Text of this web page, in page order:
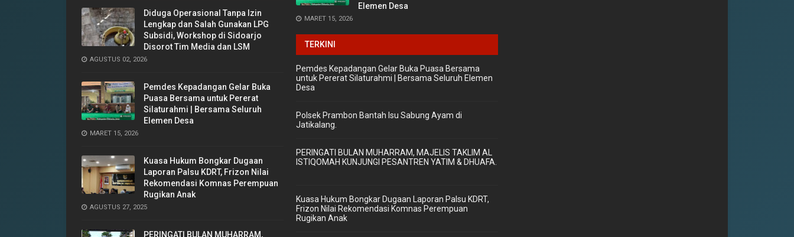
Diduga Operasional Tanpa Izin
Lengkap dan Salah Gunakan LPG
Subsidi, Workshop di Sidoarjo
Disorot Tim Media dan LSM
AGUSTUS 02, 2026
Pemdes Kepadangan Gelar Buka
Puasa Bersama untuk Pererat
Silaturahmi | Bersama Seluruh
Elemen Desa
MARET 15, 2026
‎Kuasa Hukum Bongkar Dugaan
Laporan Palsu KDRT, Frizon Nilai
Rekomendasi Komnas Perempuan
Rugikan Anak
AGUSTUS 27, 2025
‎PERINGATI BULAN MUHARRAM,
Elemen Desa
MARET 15, 2026
TERKINI
Pemdes Kepadangan Gelar Buka Puasa Bersama
untuk Pererat Silaturahmi | Bersama Seluruh Elemen
Desa
Polsek Prambon Bantah Isu Sabung Ayam di
Jatikalang.
‎PERINGATI BULAN MUHARRAM, MAJELIS TAKLIM AL
ISTIQOMAH KUNJUNGI PESANTREN YATIM & DHUAFA.
‎Kuasa Hukum Bongkar Dugaan Laporan Palsu KDRT,
Frizon Nilai Rekomendasi Komnas Perempuan
Rugikan Anak